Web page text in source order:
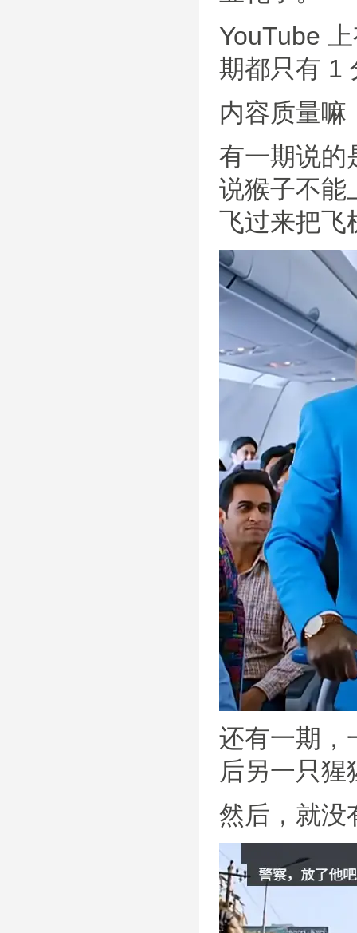
YouTube
期都只有 1
内容质量嘛
有一期说的
说猴子不能
飞过来把飞
还有一期，
后另一只猩
然后，就没